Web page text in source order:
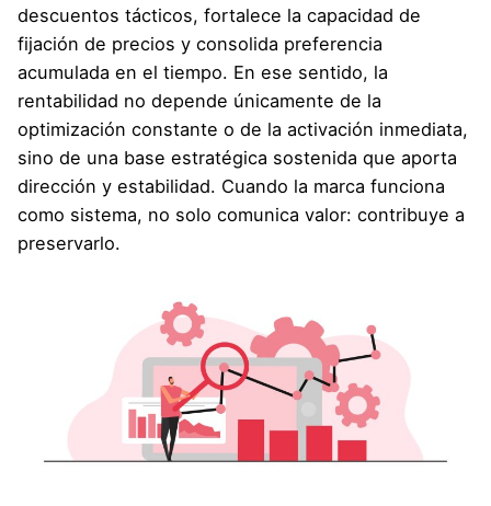
descuentos tácticos, fortalece la capacidad de
fijación de precios y consolida preferencia
acumulada en el tiempo. En ese sentido, la
rentabilidad no depende únicamente de la
optimización constante o de la activación inmediata,
sino de una base estratégica sostenida que aporta
dirección y estabilidad. Cuando la marca funciona
como sistema, no solo comunica valor: contribuye a
preservarlo.